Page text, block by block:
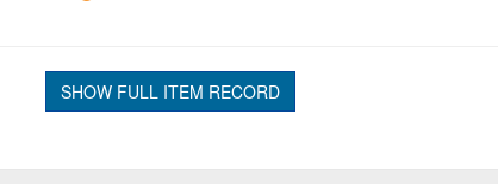
SHOW FULL ITEM RECORD